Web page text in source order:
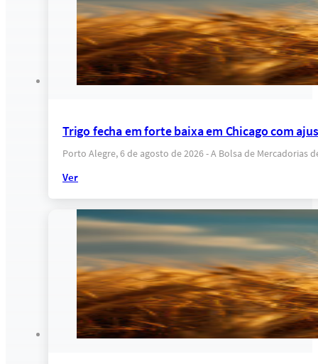
Trigo fecha em forte baixa em Chicago com
Porto Alegre, 6 de agosto de 2026 - A Bolsa de Mercadorias
Ver